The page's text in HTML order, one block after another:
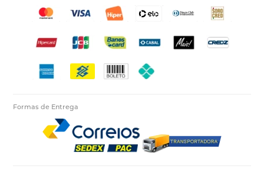
Formas de Entrega